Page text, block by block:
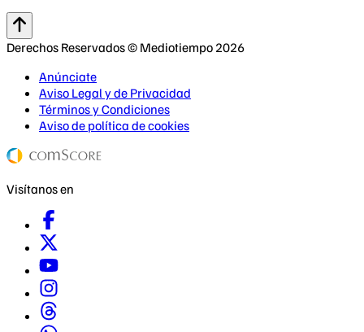
Derechos Reservados © Mediotiempo 2026
Anúnciate
Aviso Legal y de Privacidad
Términos y Condiciones
Aviso de política de cookies
Visítanos en